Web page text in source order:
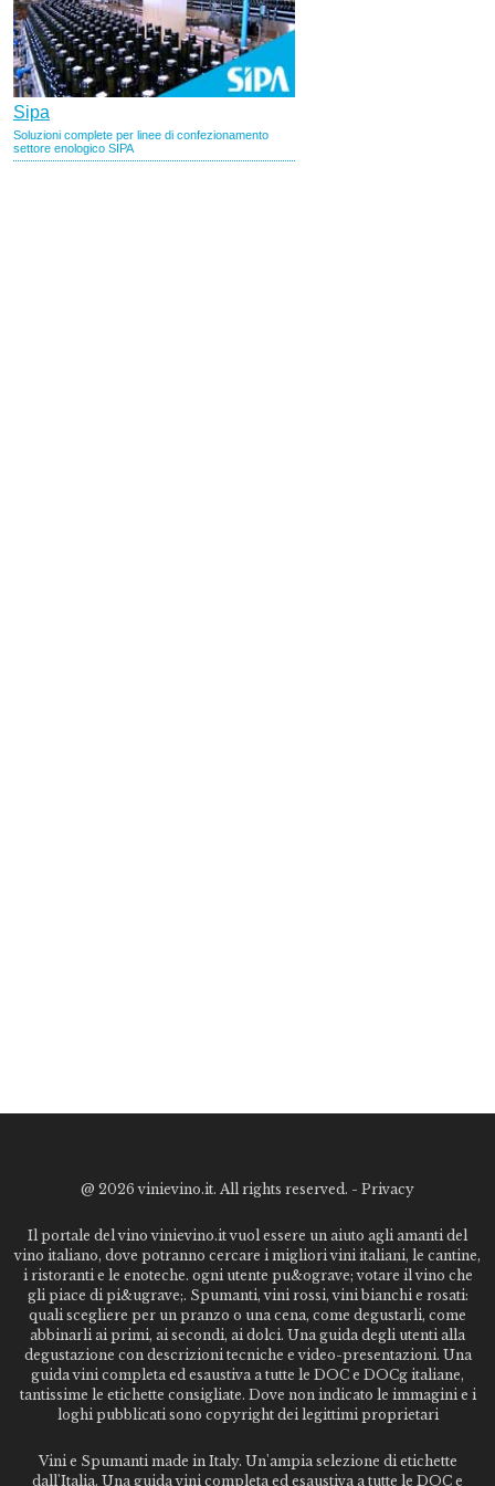
@ 2026 vinievino.it. All rights reserved. - Privacy
Il portale del vino vinievino.it vuol essere un aiuto agli amanti del
vino italiano, dove potranno cercare i migliori vini italiani, le cantine,
i ristoranti e le enoteche. ogni utente pu&ograve; votare il vino che
gli piace di pi&ugrave;. Spumanti, vini rossi, vini bianchi e rosati:
quali scegliere per un pranzo o una cena, come degustarli, come
abbinarli ai primi, ai secondi, ai dolci. Una guida degli utenti alla
degustazione con descrizioni tecniche e video-presentazioni. Una
guida vini completa ed esaustiva a tutte le DOC e DOCg italiane,
tantissime le etichette consigliate. Dove non indicato le immagini e i
loghi pubblicati sono copyright dei legittimi proprietari
Vini e Spumanti made in Italy. Un'ampia selezione di etichette
dall'Italia. Una guida vini completa ed esaustiva a tutte le DOC e